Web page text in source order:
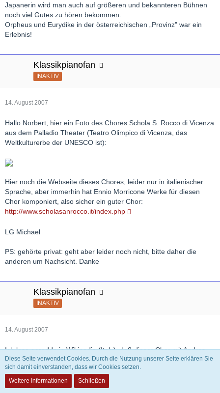
Japanerin wird man auch auf größeren und bekannteren Bühnen
noch viel Gutes zu hören bekommen.
Orpheus und Eurydike in der österreichischen „Provinz" war ein
Erlebnis!
Klassikpianofan
INAKTIV
14. August 2007
Hallo Norbert, hier ein Foto des Chores Schola S. Rocco di Vicenza
aus dem Palladio Theater (Teatro Olimpico di Vicenza, das
Weltkulturerbe der UNESCO ist):
Hier noch die Webseite dieses Chores, leider nur in italienischer
Sprache, aber immerhin hat Ennio Morricone Werke für diesen
Chor komponiert, also sicher ein guter Chor:
http://www.scholasanrocco.it/index.php
LG Michael
PS: gehörte privat: geht aber leider noch nicht, bitte daher die
anderen um Nachsicht. Danke
Klassikpianofan
INAKTIV
14. August 2007
Ich lese geradde in Wikipedia (Italy), daß dieser Chor mit Andras
Schiff die Chorfantasie op.80 von Beethoven im Jahr 2000 in
Vicenza aufgeführt hat, Norbert
Diese Seite verwendet Cookies. Durch die Nutzung unserer Seite erklären Sie
sich damit einverstanden, dass wir Cookies setzen.
Weitere Informationen
Schließen